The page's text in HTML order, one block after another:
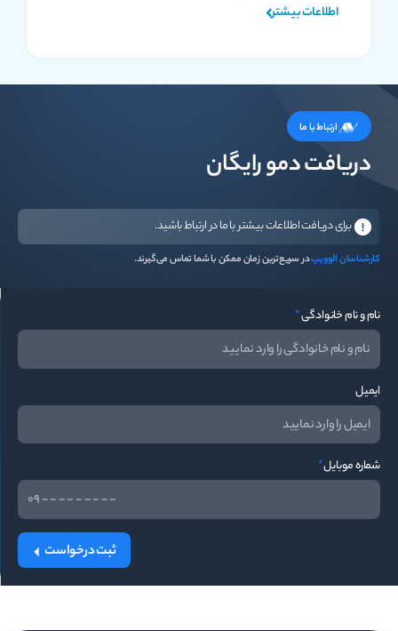
اطلاعات بیشتر
ارتباط با ما
دریافت دمو رایگان
برای دریافت اطلاعات بیشتر با ما در ارتباط باشید.
کارشناسان الوویپدر سریع‌ترین زمان ممکن با شما تماس می‌گیرند.
نام و نام خانوادگی*
ایمیل
شماره موبایل*
ثبت درخواست